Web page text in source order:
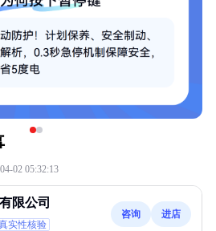
02 05:32:13
限公司
实性核验
咨询 进店